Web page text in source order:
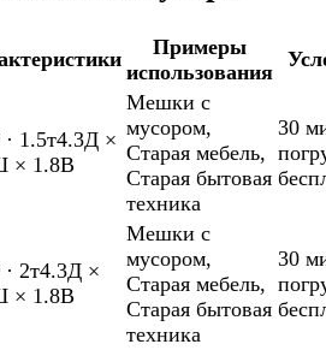
Примеры
использования
· 1.5т4.3Д ×
× 1.8В
Мешки с
мусором,
Старая мебель,
Старая бытовая
техника
30
· 2т4.3Д ×
× 1.8В
Мешки с
мусором,
Старая мебель,
Старая бытовая
техника
30